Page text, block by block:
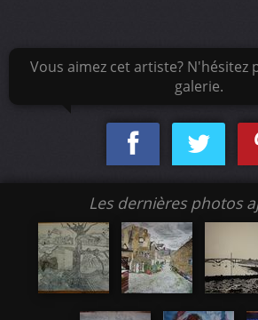
Vous aimez cet artiste? N'hésitez
galerie.
Les dernières photos